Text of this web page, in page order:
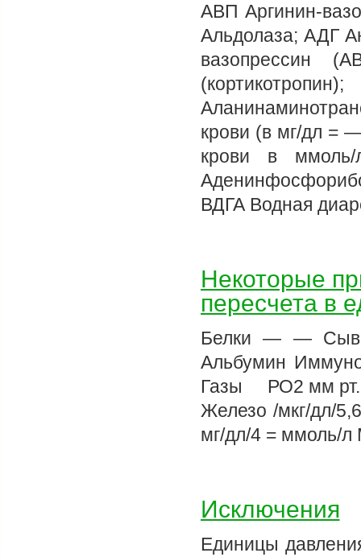
АВП Аргинин-
Альдолаза; АДГ
вазопрессин
крови (в мг/дл =
крови в ммоль/
ВДГА Водная
Некоторые
пересчета в
Белки — —
Альбумин
Газы РО2 мм рт.
Железо /мкг/дл/
мг/дл/4 = ммоль/
Исключения
Единицы